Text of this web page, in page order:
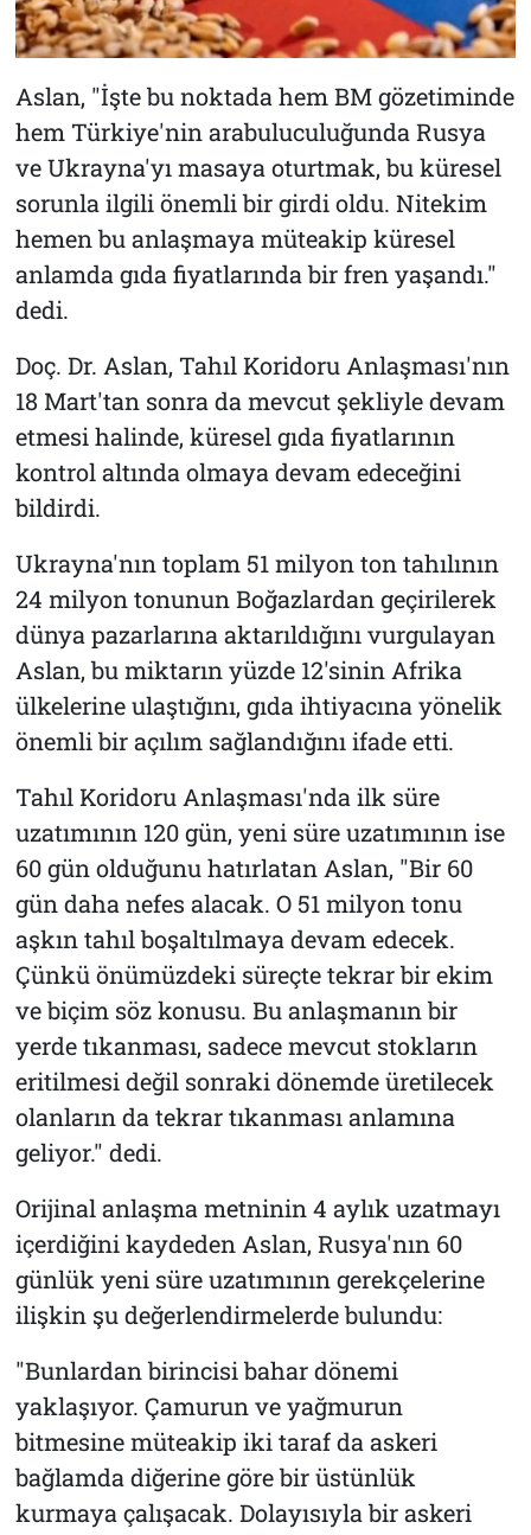
Aslan, "İşte bu noktada hem BM gözetiminde
hem Türkiye'nin arabuluculuğunda Rusya
ve Ukrayna'yı masaya oturtmak, bu küresel
sorunla ilgili önemli bir girdi oldu. Nitekim
hemen bu anlaşmaya müteakip küresel
anlamda gıda fiyatlarında bir fren yaşandı."
dedi.
Doç. Dr. Aslan, Tahıl Koridoru Anlaşması'nın
18 Mart'tan sonra da mevcut şekliyle devam
etmesi halinde, küresel gıda fiyatlarının
kontrol altında olmaya devam edeceğini
bildirdi.
Ukrayna'nın toplam 51 milyon ton tahılının
24 milyon tonunun Boğazlardan geçirilerek
dünya pazarlarına aktarıldığını vurgulayan
Aslan, bu miktarın yüzde 12'sinin Afrika
ülkelerine ulaştığını, gıda ihtiyacına yönelik
önemli bir açılım sağlandığını ifade etti.
Tahıl Koridoru Anlaşması'nda ilk süre
uzatımının 120 gün, yeni süre uzatımının ise
60 gün olduğunu hatırlatan Aslan, "Bir 60
gün daha nefes alacak. O 51 milyon tonu
aşkın tahıl boşaltılmaya devam edecek.
Çünkü önümüzdeki süreçte tekrar bir ekim
ve biçim söz konusu. Bu anlaşmanın bir
yerde tıkanması, sadece mevcut stokların
eritilmesi değil sonraki dönemde üretilecek
olanların da tekrar tıkanması anlamına
geliyor." dedi.
Orijinal anlaşma metninin 4 aylık uzatmayı
içerdiğini kaydeden Aslan, Rusya'nın 60
günlük yeni süre uzatımının gerekçelerine
ilişkin şu değerlendirmelerde bulundu:
"Bunlardan birincisi bahar dönemi
yaklaşıyor. Çamurun ve yağmurun
bitmesine müteakip iki taraf da askeri
bağlamda diğerine göre bir üstünlük
kurmaya çalışacak. Dolayısıyla bir askeri